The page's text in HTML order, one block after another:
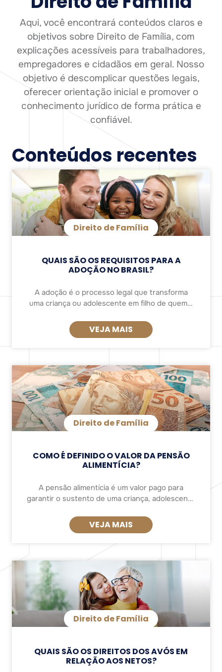
Aqui, você encontrará conteúdos claros e
objetivos sobre Direito de Família, com
explicações acessíveis para trabalhadores,
empregadores e cidadãos em geral. Nosso
objetivo é descomplicar questões legais,
oferecer orientação inicial e promover o
conhecimento jurídico de forma prática e
confiável.
Conteúdos recentes
Direito de Família
QUAIS SÃO OS REQUISITOS PARA A
ADOÇÃO NO BRASIL?
A adoção é o processo legal que transforma
uma criança ou adolescente em filho de quem a
de um filho biológico. Esse procedimento
VEJA MAIS
Direito de Família
COMO É DEFINIDO O VALOR DA PENSÃO
ALIMENTÍCIA?
A pensão alimentícia é um valor pago para
garantir o sustento de uma criança, adolescente
idosos. O objetivo é cobrir despesas básicas
como
VEJA MAIS
Direito de Família
QUAIS SÃO OS DIREITOS DOS AVÓS EM
RELAÇÃO AOS NETOS?